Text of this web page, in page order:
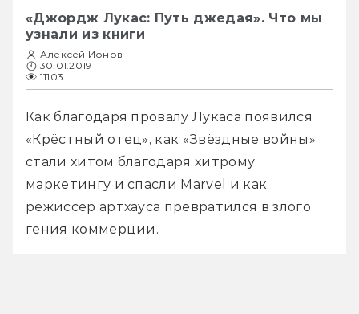
«Джордж Лукас: Путь джедая». Что мы
узнали из книги
Алексей Ионов
30.01.2019
11103
Как благодаря провалу Лукаса появился
«Крёстный отец», как «Звёздные войны»
стали хитом благодаря хитрому
маркетингу и спасли Marvel и как
режиссёр артхауса превратился в злого
гения коммерции.